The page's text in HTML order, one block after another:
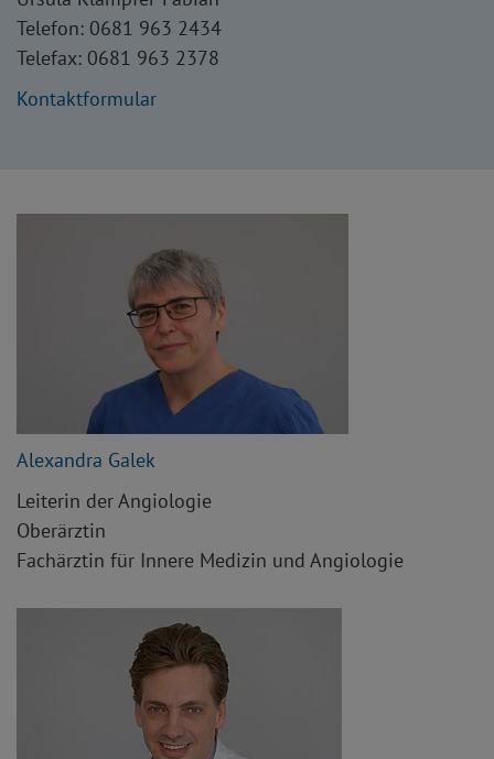
Telefon: 0681 963 2434
Telefax: 0681 963 2378
Kontaktformular
Alexandra Galek
Leiterin der Angiologie
Oberärztin
Fachärztin für Innere Medizin und Angiologie